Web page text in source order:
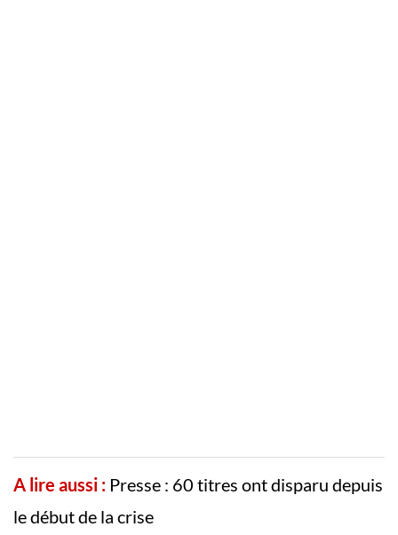
A lire aussi : Presse : 60 titres ont disparu depuis
le début de la crise